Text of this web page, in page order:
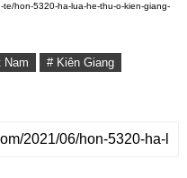
5320-ha-lua-he-thu-o-kien-giang-
Nam # Kiên Giang